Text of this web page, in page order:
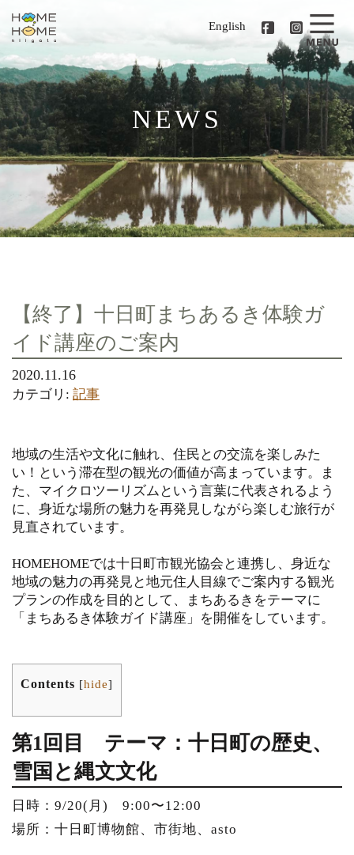
English
NEWS
【終了】十日町まちあるき体験ガ
イド講座のご案内
2020.11.16
カテゴリ: 記事
地域の生活や文化に触れ、住民との交流を楽しみた
い！という滞在型の観光の価値が高まっています。ま
た、マイクロツーリズムという言葉に代表されるよう
に、身近な場所の魅力を再発見しながら楽しむ旅行が
見直されています。
HOMEHOMEでは十日町市観光協会と連携し、身近な
地域の魅力の再発見と地元住人目線でご案内する観光
プランの作成を目的として、まちあるきをテーマに
「まちあるき体験ガイド講座」を開催をしています。
Contents [hide]
第1回目 テーマ：十日町の歴史、
雪国と縄文文化
日時：9/20(月) 9:00〜12:00
場所：十日町博物館、市街地、asto